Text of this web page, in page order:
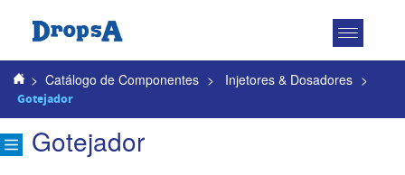
Toggle
> Catálogo de Componentes > Injetores & Dosadores >
Gotejador
Gotejador